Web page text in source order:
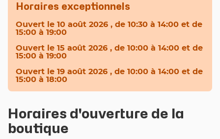
Horaires exceptionnels
Ouvert le 10 août 2026 , de 10:30 à 14:00 et de
15:00 à 19:00
Ouvert
le 15 août 2026 , de 10:00 à 14:00 et de
15:00 à 19:00
Ouvert
le 19 août 2026 , de 10:00 à 14:00 et de
15:00 à 18:00
Horaires d'ouverture de la
boutique